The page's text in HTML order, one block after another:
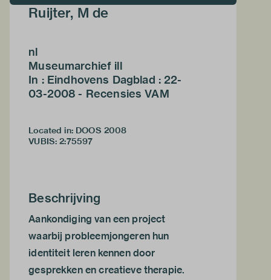
Ruijter, M de
nl
Museumarchief ill
In : Eindhovens Dagblad : 22-
03-2008 - Recensies VAM
Located in: DOOS 2008
VUBIS: 2:75597
Beschrijving
Aankondiging van een project
waarbij probleemjongeren hun
identiteit leren kennen door
gesprekken en creatieve therapie.